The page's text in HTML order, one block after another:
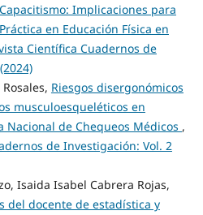
Implicaciones para
en Educación Física en
Científica Cuadernos de
Riesgos disergonómicos
musculoesqueléticos en
Nacional de Chequeos Médicos ,
de Investigación: Vol. 2
Isaida Isabel Cabrera Rojas,
del docente de estadística y